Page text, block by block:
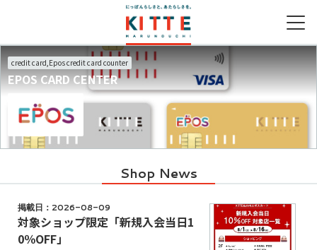
営業時間
アクセス
ファッション＆グッズ
ライフスタイルグッズ
フード＆レストラン
サービス
グルメガイドTOP
レストラン一覧
カフェ一覧
季節のメニュー
キッズメニュー一覧
取り扱いショップ一覧
新着ギフト
シネマガイドTOP
新着ギフト
キッズガイドTOP
credit card,Epos credit card counter
EPOS CARD CENTER
Shop News
掲載日：2026-08-09
対象ショップ限定「新規入会当日1
0％OFF」